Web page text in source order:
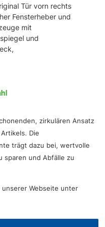
Tür vorn rechts
Fensterheber und
mit
und
zirkulären Ansatz
Die
trägt dazu bei, wertvolle
sparen und Abfälle zu
Webseite unter